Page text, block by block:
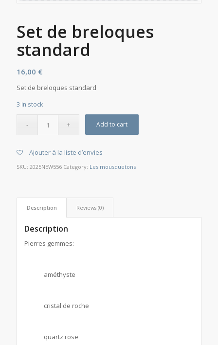
Set de breloques
standard
16,00 €
Set de breloques standard
3 in stock
Add to cart
Ajouter à la liste d’envies
SKU: 2025NEW556 Category: Les mousquetons
Description Reviews (0)
Description
Pierres gemmes:
améthyste
cristal de roche
quartz rose